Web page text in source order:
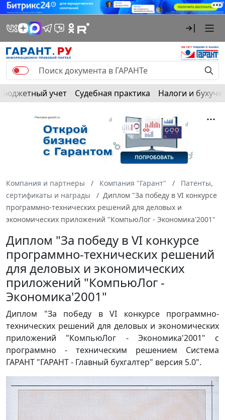
Бюджетный учет Судебная практика Налоги и
Компания и партнеры Компания "Гарант"
Патенты,
сертификаты и награды
Диплом "За победу в VI конкурсе
программно-технических решений для деловых и
экономических приложений "КомпьюЛог - Экономика'2001"
Диплом "За победу в VI конкурсе
программно-технических решений
для деловых и экономических
приложений "КомпьюЛог -
Экономика'2001"
Диплом "За победу в VI конкурсе программно-
технических решений для деловых и экономических
приложений "КомпьюЛог - Экономика'2001" с
программно - техническим решением Система
ГАРАНТ "ГАРАНТ - Главный бухгалтер" версия 5.0".